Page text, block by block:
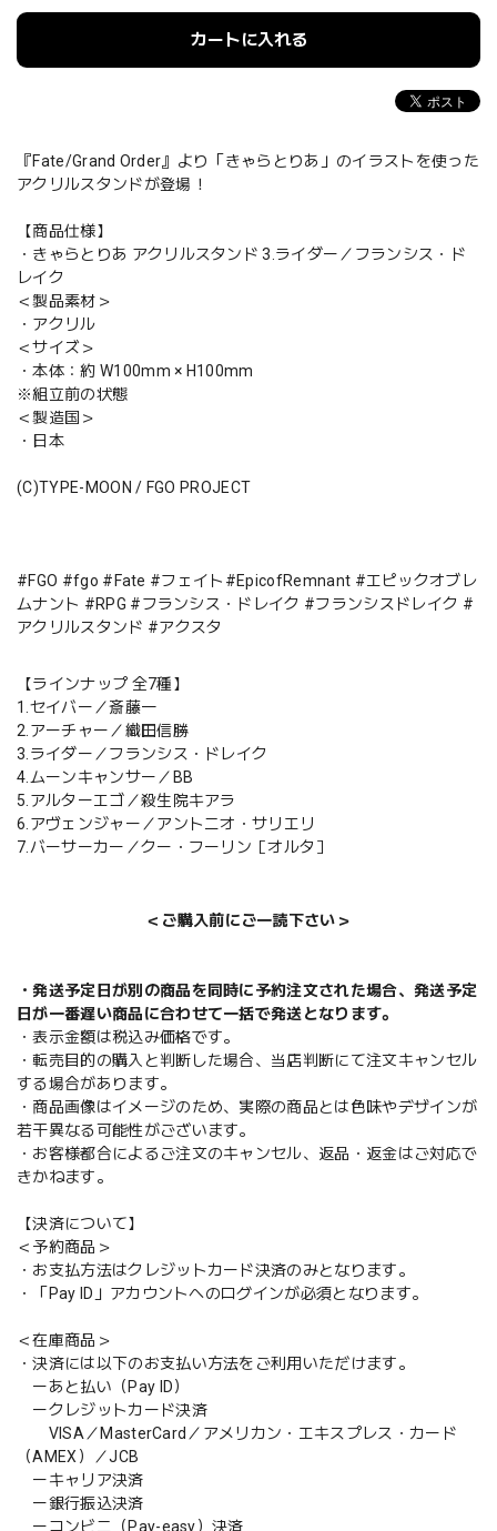
カートに入れる
『Fate/Grand Order』より「きゃらとりあ」のイラストを使った
アクリルスタンドが登場！
【商品仕様】
・きゃらとりあ アクリルスタンド 3.ライダー／フランシス・ド
レイク
＜製品素材＞
・アクリル
＜サイズ＞
・本体：約 W100mm × H100mm
※組立前の状態
＜製造国＞
・日本
(C)TYPE-MOON / FGO PROJECT
#FGO #fgo #Fate #フェイト#EpicofRemnant #エピックオブレ
ムナント #RPG #フランシス・ドレイク #フランシスドレイク #
アクリルスタンド #アクスタ
【ラインナップ 全7種】
1.セイバー／斎藤一
2.アーチャー／織田信勝
3.ライダー／フランシス・ドレイク
4.ムーンキャンサー／BB
5.アルターエゴ／殺生院キアラ
6.アヴェンジャー／アントニオ・サリエリ
7.バーサーカー／クー・フーリン［オルタ］
＜ご購入前にご一読下さい＞
・発送予定日が別の商品を同時に予約注文された場合、発送予定
日が一番遅い商品に合わせて一括で発送となります。
・表示金額は税込み価格です。
・転売目的の購入と判断した場合、当店判断にて注文キャンセル
する場合があります。
・商品画像はイメージのため、実際の商品とは色味やデザインが
若干異なる可能性がございます。
・お客様都合によるご注文のキャンセル、返品・返金はご対応で
きかねます。
【決済について】
＜予約商品＞
・お支払方法はクレジットカード決済のみとなります。
・「Pay ID」アカウントへのログインが必須となります。
＜在庫商品＞
・決済には以下のお支払い方法をご利用いただけます。
ーあと払い（Pay ID）
ークレジットカード決済
VISA／MasterCard／アメリカン・エキスプレス・カード
（AMEX）／JCB
ーキャリア決済
ー銀行振込決済
ーコンビニ（Pay-easy）決済